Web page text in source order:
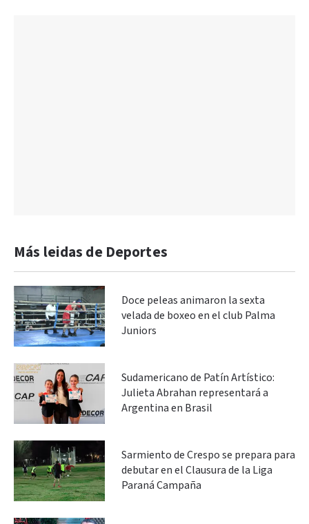
Más leidas de Deportes
Doce peleas animaron la sexta
velada de boxeo en el club Palma
Juniors
Sudamericano de Patín Artístico:
Julieta Abrahan representará a
Argentina en Brasil
Sarmiento de Crespo se prepara para
debutar en el Clausura de la Liga
Paraná Campaña